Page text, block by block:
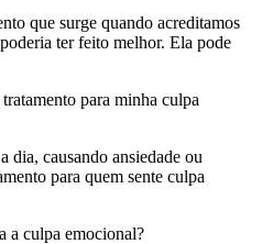
que surge quando acreditamos
ter feito melhor. Ela pode
para minha culpa
dia, causando ansiedade ou
para quem sente culpa
a culpa emocional?